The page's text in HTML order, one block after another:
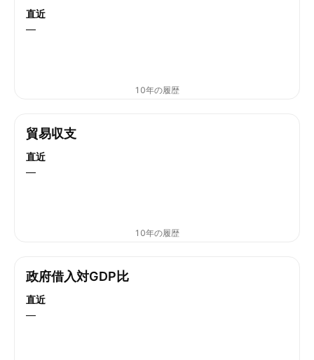
直近
—
10年の履歴
貿易収支
直近
—
10年の履歴
政府借入対GDP比
直近
—